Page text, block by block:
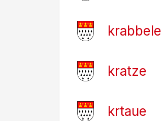
krabbele
kratze
krtaue